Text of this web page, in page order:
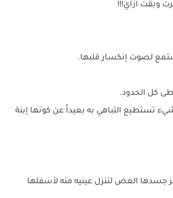
وبقت ازاي!!!
لصوت إنكسار قلبها.
كل الحدود.
تستطيع التباهي به بعيداً عن كونها إبنة
جسدها الغض لتنزل عينيه منه لأسفلها